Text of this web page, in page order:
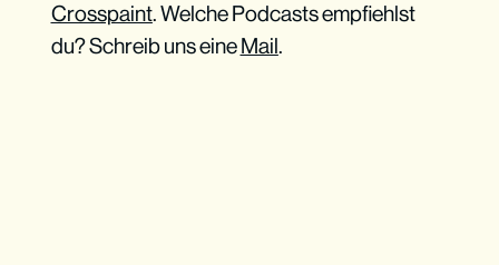
Crosspaint. Welche Podcasts empfiehlst
du? Schreib uns eineMail.